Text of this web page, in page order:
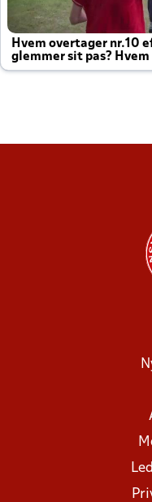
Hvem overtager nr.10
glemmer sit pas?
altid til efter kampe?